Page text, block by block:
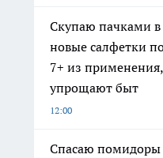
Скупаю пачками в
новые салфетки
7+ из
упрощают быт
12:00
Спасаю помидоры